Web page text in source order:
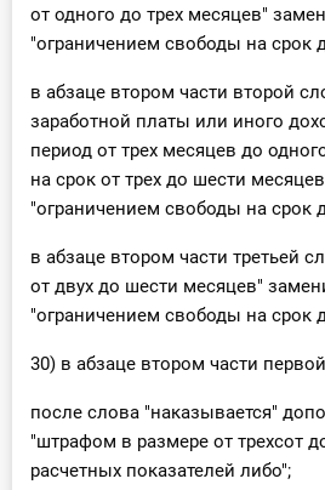
от одного до трех месяцев"
"ограничением свободы на срок
в абзаце втором части второй
заработной платы или иного
период от трех месяцев до
на срок от трех до шести
"ограничением свободы на срок
в абзаце втором части третьей
от двух до шести месяцев"
"ограничением свободы на срок
30) в абзаце втором части
после слова "наказывается"
"штрафом в размере от трехсот
расчетных показателей либо";